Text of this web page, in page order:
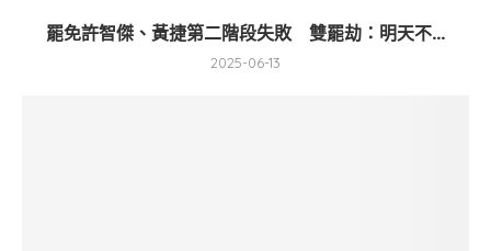
罷免許智傑、黃捷第二階段失敗 雙罷劫：明天不...
2025-06-13